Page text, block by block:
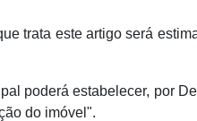
trata este artigo será
poderá estabelecer, por
do imóvel".